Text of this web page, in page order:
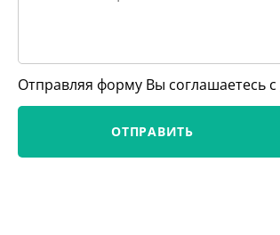
Отправляя форму Вы соглашаетесь с